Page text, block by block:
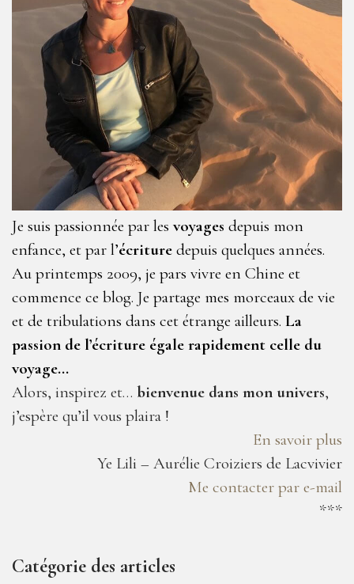
Je suis passionnée par les voyages depuis mon
enfance, et par l’écriture depuis quelques années.
Au printemps 2009, je pars vivre en Chine et
commence ce blog. Je partage mes morceaux de vie
et de tribulations dans cet étrange ailleurs. La
passion de l’écriture égale rapidement celle du
voyage…
Alors, inspirez et… bienvenue dans mon univers,
j’espère qu’il vous plaira !
En savoir plus
Ye Lili – Aurélie Croiziers de Lacvivier
Me contacter par e-mail
***
Catégorie des articles